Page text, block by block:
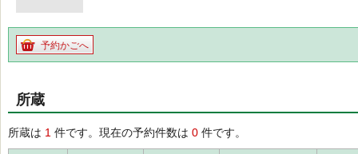
予約かごへ
所蔵
所蔵は 1 件です。現在の予約件数は 0 件です。